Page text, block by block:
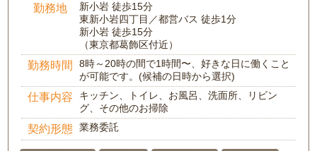
勤務地
新小岩 徒歩15分
東新小岩四丁目／都営バス 徒歩1分
新小岩 徒歩15分
（東京都葛飾区付近）
勤務時間
8時～20時の間で1時間〜、好きな日に働くこと
が可能です。(候補の日時から選択)
仕事内容
キッチン、トイレ、お風呂、洗面所、リビン
グ、その他のお掃除
契約形態 業務委託